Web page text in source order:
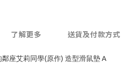
了解更多 送貨及付款方式
座艾莉同學(原作) 造型滑鼠墊 A